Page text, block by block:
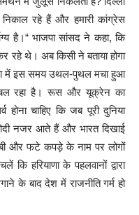
रहे हैं और हमारी कांग्रेस
है।“ भाजपा सांसद ने कहा, कि
थे। अब किसी ने बताया होगा
में इस समय उथल-पुथल मचा हुआ
चल रहा है। रूस और यूक्रेन का
चाहिए कि जब पूरी दुनिया
नजर आते हैं और भारत दिखाई
और फटे कपड़े के नाम पर लोगों
हरियाणा के पहलवानों द्वारा
के बाद देश में राजनीति गर्म हो